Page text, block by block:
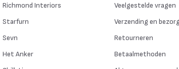
Richmond Interiors
Starfurn
Sevn
Het Anker
Veelgestelde vragen
Verzending en
Retourneren
Betaalmethoden